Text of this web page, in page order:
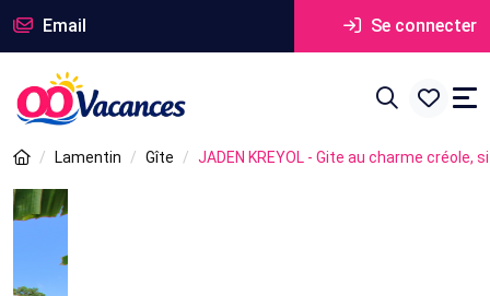
Email Se connecter
Lamentin Gîte JADEN KREYOL - Gite au charme